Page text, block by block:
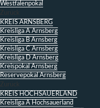
Westfalenpokal
Zurück
KREIS ARNSBERG
Kreisliga A Arnsberg
Kreisliga B Arnsberg
Kreisliga C Arnsberg
Kreisliga D Arnsberg
Kreispokal Arnsberg
Reservepokal Arnsberg
Zurück
KREIS HOCHSAUERLAND
Kreisliga A Hochsauerland